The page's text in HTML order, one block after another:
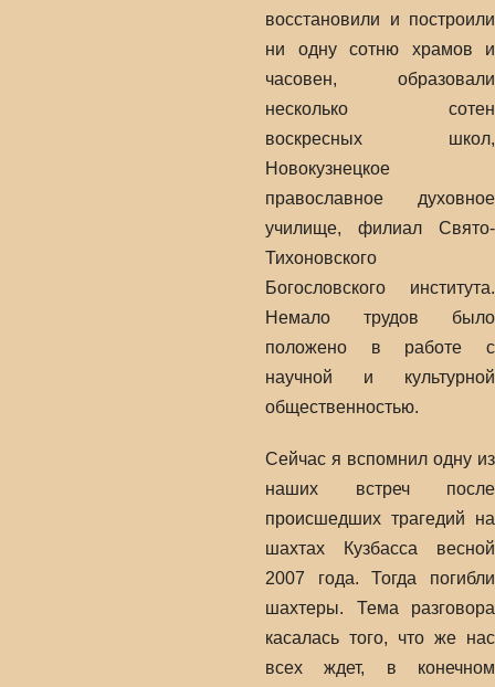
восстановили и построили
ни одну сотню храмов и
часовен, образовали
несколько сотен
воскресных школ,
Новокузнецкое
православное духовное
училище, филиал Свято-
Тихоновского
Богословского института.
Немало трудов было
положено в работе с
научной и культурной
общественностью.
Сейчас я вспомнил одну из
наших встреч после
происшедших трагедий на
шахтах Кузбасса весной
2007 года. Тогда погибли
шахтеры. Тема разговора
касалась того, что же нас
всех ждет, в конечном